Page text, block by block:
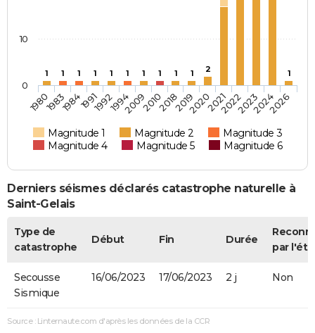
1 1 1 1 1 1 1 1 1 1 2 1
Magnitude 1 Magnitude 2
Magnitude 3
Magnitude 4
Magnitude 5 Magnitude 6
1980198319841991199219942009201020182019202020212022202320242026
0
10
Derniers séismes déclarés catastrophe naturelle à
Saint-Gelais
Type de
catastrophe
Début Fin Durée
par
Secousse
Sismique
16/06/2023 17/06/2023 2 j Non
Source : Linternaute.com d'après les données de la CCR